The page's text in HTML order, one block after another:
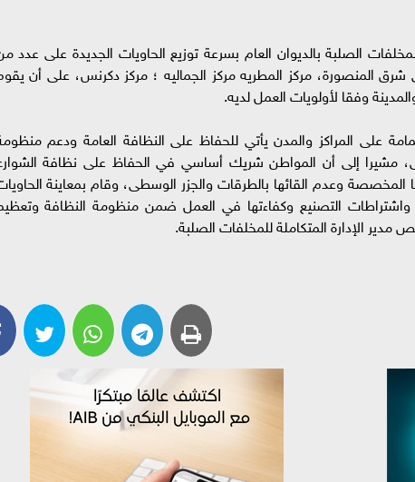
الصلبة بالديوان العام بسرعة توزيع الحاويات الجديدة على عدد
شرق المنصورة، مركز المطريه مركز الجماليه ؛ مركز دكرنس، على أن
وفقا لأولويات العمل لديه.
على المراكز والمدن يأتي للحفاظ على النظافة العامة ودعم
مشيرا إلى أن المواطن شريك أساسي في الحفاظ على نظافة
المخصصة وعدم القائها بالطرقات والجزر الوسطى، وقام بمعاينة
واشتراطات التصنيع وكفاءتها في العمل ضمن منظومة النظافة
الإدارة المتكاملة للمخلفات الصلبة.